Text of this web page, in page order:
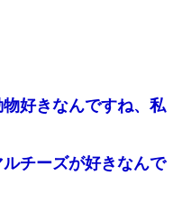
好きなんですね、私
チーズが好きなんで